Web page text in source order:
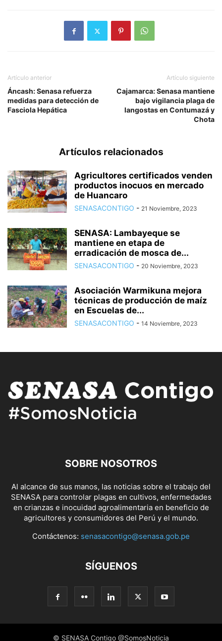
Artículo anterior
Áncash: Senasa refuerza
medidas para detección de
Fasciola Hepática
Artículo siguiente
Cajamarca: Senasa mantiene
bajo vigilancia plaga de
langostas en Contumazá y
Chota
Artículos relacionados
Agricultores certificados venden
productos inocuos en mercado
de Huancaro
SENASACONTIGO - 21 Noviembre, 2023
SENASA: Lambayeque se
mantiene en etapa de
erradicación de mosca de...
SENASACONTIGO - 20 Noviembre, 2023
Asociación Warmikuna mejora
técnicas de producción de maíz
en Escuelas de...
SENASACONTIGO - 14 Noviembre, 2023
SOBRE NOSOTROS
Al alcance de sus manos, las noticias sobre el trabajo del
SENASA para controlar plagas en cultivos, enfermedades
en crianzas e inocuidad agroalimentaria en beneficio de
agricultores y consumidores del Perú y el mundo.
Contáctenos: senasacontigo@senasa.gob.pe
SÍGUENOS
© SENASA Contigo @SomosNoticia